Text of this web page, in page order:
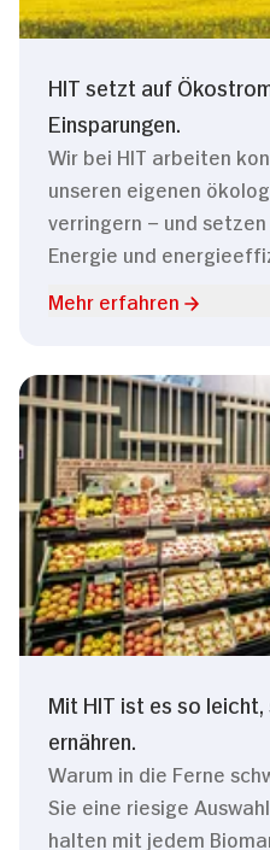
HIT setzt auf
Einsparungen.
Wir bei HIT arbeiten
unseren eigenen
verringern – und
Energie und
Mehr erfahren
Mit HIT ist es so
ernähren.
Warum in die Ferne
Sie eine riesige
halten mit jedem